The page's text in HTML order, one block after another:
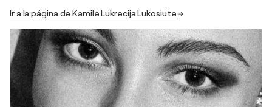
Ir a la página de Kamile Lukrecija Lukosiute